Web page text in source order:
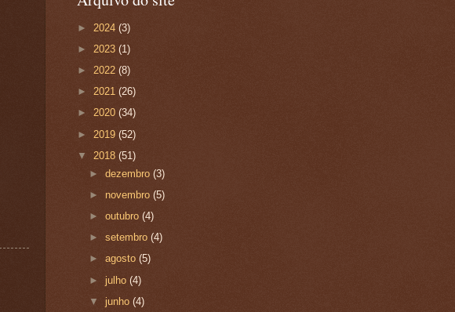
► 2024 (3)
► 2023 (1)
► 2022 (8)
► 2021 (26)
► 2020 (34)
► 2019 (52)
▼ 2018 (51)
►dezembro(3)
► novembro(5)
►outubro(4)
►setembro(4)
►agosto(5)
► julho(4)
▼junho(4)